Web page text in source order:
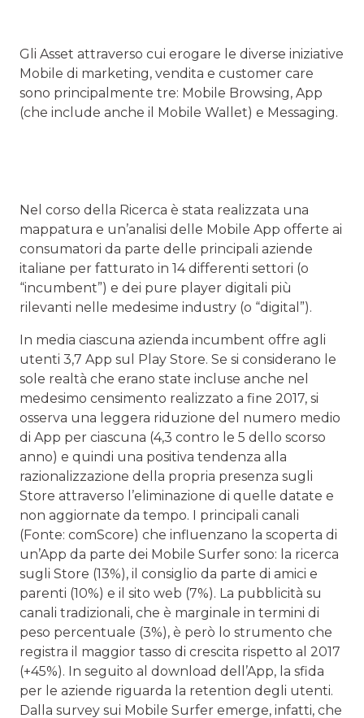
Gli Asset attraverso cui erogare le diverse iniziative
Mobile di marketing, vendita e customer care
sono principalmente tre: Mobile Browsing, App
(che include anche il Mobile Wallet) e Messaging.
Nel corso della Ricerca è stata realizzata una
mappatura e un’analisi delle Mobile App offerte ai
consumatori da parte delle principali aziende
italiane per fatturato in 14 differenti settori (o
“incumbent”) e dei pure player digitali più
rilevanti nelle medesime industry (o “digital”).
In media ciascuna azienda incumbent offre agli
utenti 3,7 App sul Play Store. Se si considerano le
sole realtà che erano state incluse anche nel
medesimo censimento realizzato a fine 2017, si
osserva una leggera riduzione del numero medio
di App per ciascuna (4,3 contro le 5 dello scorso
anno) e quindi una positiva tendenza alla
razionalizzazione della propria presenza sugli
Store attraverso l’eliminazione di quelle datate e
non aggiornate da tempo. I principali canali
(Fonte: comScore) che influenzano la scoperta di
un’App da parte dei Mobile Surfer sono: la ricerca
sugli Store (13%), il consiglio da parte di amici e
parenti (10%) e il sito web (7%). La pubblicità su
canali tradizionali, che è marginale in termini di
peso percentuale (3%), è però lo strumento che
registra il maggior tasso di crescita rispetto al 2017
(+45%). In seguito al download dell’App, la sfida
per le aziende riguarda la retention degli utenti.
Dalla survey sui Mobile Surfer emerge, infatti, che